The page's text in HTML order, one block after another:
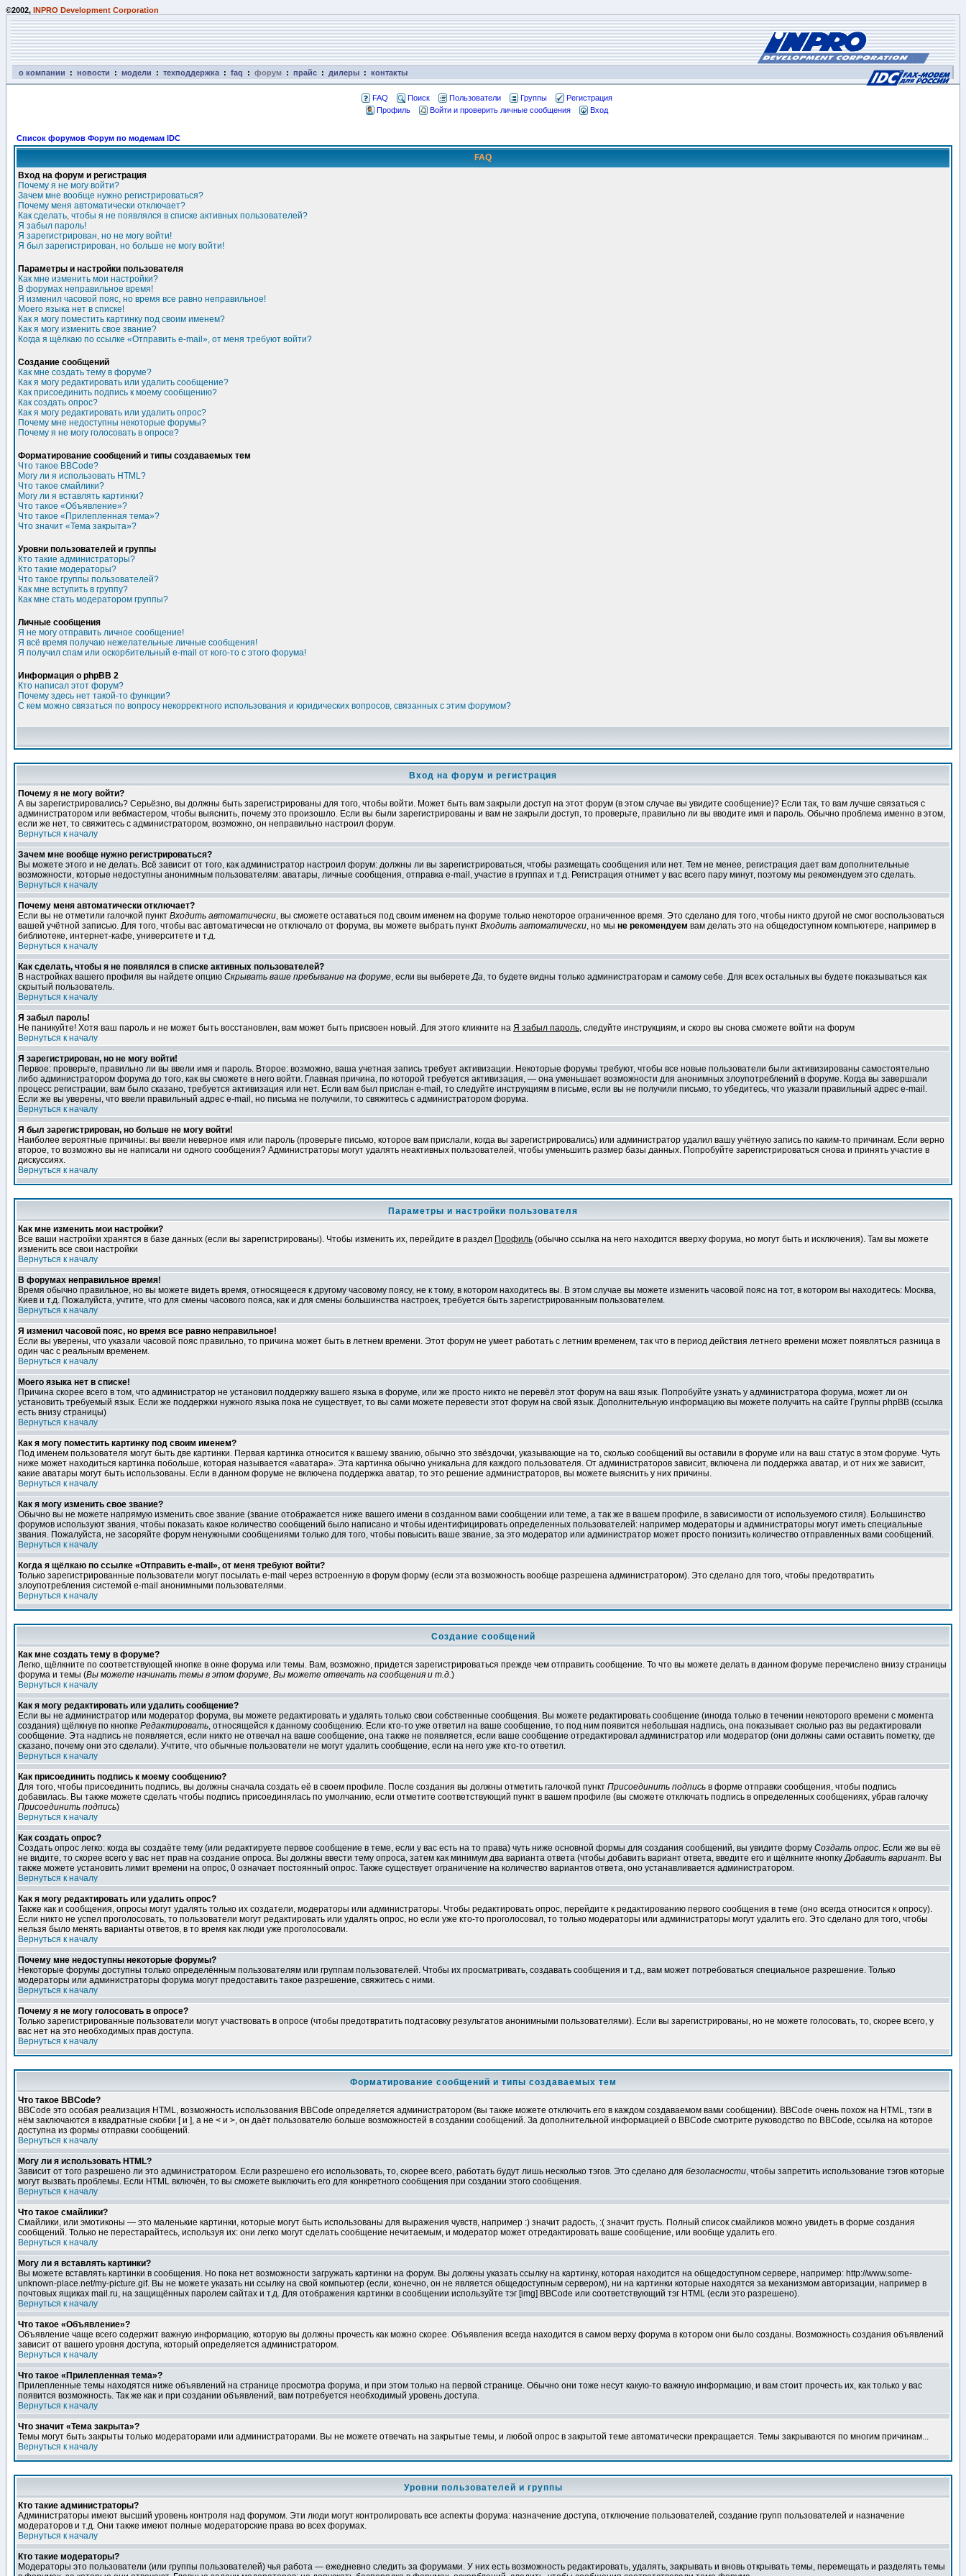
©2002, INPRO Development Corporation
о компании : новости : модели : техподдержка : faq : форум : прайс : дилеры : контакты
FAQ Поиск Пользователи Группы
Регистрация
Профиль
Войти и проверить личные сообщения Вход
Список форумов Форум по модемам IDC
FAQ
Вход на форум и регистрация
Почему я не могу войти?
Зачем мне вообще нужно регистрироваться?
Почему меня автоматически отключает?
Как сделать, чтобы я не появлялся в списке активных пользователей?
Я забыл пароль!
Я зарегистрирован, но не могу войти!
Я был зарегистрирован, но больше не могу войти!
Параметры и настройки пользователя
Как мне изменить мои настройки?
В форумах неправильное время!
Я изменил часовой пояс, но время все равно неправильное!
Моего языка нет в списке!
Как я могу поместить картинку под своим именем?
Как я могу изменить свое звание?
Когда я щёлкаю по ссылке «Отправить e-mail», от меня требуют войти?
Создание сообщений
Как мне создать тему в форуме?
Как я могу редактировать или удалить сообщение?
Как присоединить подпись к моему сообщению?
Как создать опрос?
Как я могу редактировать или удалить опрос?
Почему мне недоступны некоторые форумы?
Почему я не могу голосовать в опросе?
Форматирование сообщений и типы создаваемых тем
Что такое BBCode?
Могу ли я использовать HTML?
Что такое смайлики?
Могу ли я вставлять картинки?
Что такое «Объявление»?
Что такое «Прилепленная тема»?
Что значит «Тема закрыта»?
Уровни пользователей и группы
Кто такие администраторы?
Кто такие модераторы?
Что такое группы пользователей?
Как мне вступить в группу?
Как мне стать модератором группы?
Личные сообщения
Я не могу отправить личное сообщение!
Я всё время получаю нежелательные личные сообщения!
Я получил спам или оскорбительный e-mail от кого-то с этого форума!
Информация о phpBB 2
Кто написал этот форум?
Почему здесь нет такой-то функции?
С кем можно связаться по вопросу некорректного использования и юридических вопросов, связанных с этим форумом?
Вход на форум и регистрация
Почему я не могу войти?
А вы зарегистрировались? Серьёзно, вы должны быть зарегистрированы для того, чтобы войти. Может быть вам закрыли доступ на этот форум (в этом случае вы увидите сообщение)? Если так, то вам лучше связаться с
администратором или вебмастером, чтобы выяснить, почему это произошло. Если вы были зарегистрированы и вам не закрыли доступ, то проверьте, правильно ли вы вводите имя и пароль. Обычно проблема именно в этом,
если же нет, то свяжитесь с администратором, возможно, он неправильно настроил форум.
Вернуться к началу
Зачем мне вообще нужно регистрироваться?
Вы можете этого и не делать. Всё зависит от того, как администратор настроил форум: должны ли вы зарегистрироваться, чтобы размещать сообщения или нет. Тем не менее, регистрация дает вам дополнительные
возможности, которые недоступны анонимным пользователям: аватары, личные сообщения, отправка e-mail, участие в группах и т.д. Регистрация отнимет у вас всего пару минут, поэтому мы рекомендуем это сделать.
Вернуться к началу
Почему меня автоматически отключает?
Если вы не отметили галочкой пункт Входить автоматически, вы сможете оставаться под своим именем на форуме только некоторое ограниченное время. Это сделано для того, чтобы никто другой не смог воспользоваться
вашей учётной записью. Для того, чтобы вас автоматически не отключало от форума, вы можете выбрать пункт Входить автоматически, но мы не рекомендуем вам делать это на общедоступном компьютере, например в
библиотеке, интернет-кафе, университете и т.д.
Вернуться к началу
Как сделать, чтобы я не появлялся в списке активных пользователей?
В настройках вашего профиля вы найдете опцию Скрывать ваше пребывание на форуме, если вы выберетеДа, то будете видны только администраторам и самому себе. Для всех остальных вы будете показываться как
скрытый пользователь.
Вернуться к началу
Я забыл пароль!
Не паникуйте! Хотя ваш пароль и не может быть восстановлен, вам может быть присвоен новый. Для этого кликните на Я забыл пароль, следуйте инструкциям, и скоро вы снова сможете войти на форум
Вернуться к началу
Я зарегистрирован, но не могу войти!
Первое: проверьте, правильно ли вы ввели имя и пароль. Второе: возможно, ваша учетная запись требует активизации. Некоторые форумы требуют, чтобы все новые пользователи были активизированы самостоятельно
либо администратором форума до того, как вы сможете в него войти. Главная причина, по которой требуется активизация, — она уменьшает возможности для анонимных злоупотреблений в форуме. Когда вы завершали
процесс регистрации, вам было сказано, требуется активизация или нет. Если вам был прислан e-mail, то следуйте инструкциям в письме, если вы не получили письмо, то убедитесь, что указали правильный адрес e-mail.
Если же вы уверены, что ввели правильный адрес e-mail, но письма не получили, то свяжитесь с администратором форума.
Вернуться к началу
Я был зарегистрирован, но больше не могу войти!
Наиболее вероятные причины: вы ввели неверное имя или пароль (проверьте письмо, которое вам прислали, когда вы зарегистрировались) или администратор удалил вашу учётную запись по каким-то причинам. Если верно
второе, то возможно вы не написали ни одного сообщения? Администраторы могут удалять неактивных пользователей, чтобы уменьшить размер базы данных. Попробуйте зарегистрироваться снова и принять участие в
дискуссиях.
Вернуться к началу
Параметры и настройки пользователя
Как мне изменить мои настройки?
Все ваши настройки хранятся в базе данных (если вы зарегистрированы). Чтобы изменить их, перейдите в раздел Профиль (обычно ссылка на него находится вверху форума, но могут быть и исключения). Там вы можете
изменить все свои настройки
Вернуться к началу
В форумах неправильное время!
Время обычно правильное, но вы можете видеть время, относящееся к другому часовому поясу, не к тому, в котором находитесь вы. В этом случае вы можете изменить часовой пояс на тот, в котором вы находитесь: Москва,
Киев и т.д. Пожалуйста, учтите, что для смены часового пояса, как и для смены большинства настроек, требуется быть зарегистрированным пользователем.
Вернуться к началу
Я изменил часовой пояс, но время все равно неправильное!
Если вы уверены, что указали часовой пояс правильно, то причина может быть в летнем времени. Этот форум не умеет работать с летним временем, так что в период действия летнего времени может появляться разница в
один час с реальным временем.
Вернуться к началу
Моего языка нет в списке!
Причина скорее всего в том, что администратор не установил поддержку вашего языка в форуме, или же просто никто не перевёл этот форум на ваш язык. Попробуйте узнать у администратора форума, может ли он
установить требуемый язык. Если же поддержки нужного языка пока не существует, то вы сами можете перевести этот форум на свой язык. Дополнительную информацию вы можете получить на сайте Группы phpBB (ссылка
есть внизу страницы)
Вернуться к началу
Как я могу поместить картинку под своим именем?
Под именем пользователя могут быть две картинки. Первая картинка относится к вашему званию, обычно это звёздочки, указывающие на то, сколько сообщений вы оставили в форуме или на ваш статус в этом форуме. Чуть
ниже может находиться картинка побольше, которая называется «аватара». Эта картинка обычно уникальна для каждого пользователя. От администраторов зависит, включена ли поддержка аватар, и от них же зависит,
какие аватары могут быть использованы. Если в данном форуме не включена поддержка аватар, то это решение администраторов, вы можете выяснить у них причины.
Вернуться к началу
Как я могу изменить свое звание?
Обычно вы не можете напрямую изменить свое звание (звание отображается ниже вашего имени в созданном вами сообщении или теме, а так же в вашем профиле, в зависимости от используемого стиля). Большинство
форумов используют звания, чтобы показать какое количество сообщений было написано и чтобы идентифицировать определенных пользователей: например модераторы и администраторы могут иметь специальные
звания. Пожалуйста, не засоряйте форум ненужными сообщениями только для того, чтобы повысить ваше звание, за это модератор или администратор может просто понизить количество отправленных вами сообщений.
Вернуться к началу
Когда я щёлкаю по ссылке «Отправить e-mail», от меня требуют войти?
Только зарегистрированные пользователи могут посылать e-mail через встроенную в форум форму (если эта возможность вообще разрешена администратором). Это сделано для того, чтобы предотвратить
злоупотребления системой e-mail анонимными пользователями.
Вернуться к началу
Создание сообщений
Как мне создать тему в форуме?
Легко, щёлкните по соответствующей кнопке в окне форума или темы. Вам, возможно, придется зарегистрироваться прежде чем отправить сообщение. То что вы можете делать в данном форуме перечислено внизу страницы
форума и темы (Вы можете начинать темы в этом форуме, Вы можете отвечать на сообщения и т.д.)
Вернуться к началу
Как я могу редактировать или удалить сообщение?
Если вы не администратор или модератор форума, вы можете редактировать и удалять только свои собственные сообщения. Вы можете редактировать сообщение (иногда только в течении некоторого времени с момента
создания) щёлкнув по кнопке Редактировать, относящейся к данному сообщению. Если кто-то уже ответил на ваше сообщение, то под ним появится небольшая надпись, она показывает сколько раз вы редактировали
сообщение. Эта надпись не появляется, если никто не отвечал на ваше сообщение, она также не появляется, если ваше сообщение отредактировал администратор или модератор (они должны сами оставить пометку, где
сказано, почему они это сделали). Учтите, что обычные пользователи не могут удалить сообщение, если на него уже кто-то ответил.
Вернуться к началу
Как присоединить подпись к моему сообщению?
Для того, чтобы присоединить подпись, вы должны сначала создать её в своем профиле. После создания вы должны отметить галочкой пункт Присоединить подпись в форме отправки сообщения, чтобы подпись
добавилась. Вы также можете сделать чтобы подпись присоединялась по умолчанию, если отметите соответствующий пункт в вашем профиле (вы сможете отключать подпись в определенных сообщениях, убрав галочку
Присоединить подпись)
Вернуться к началу
Как создать опрос?
Создать опрос легко: когда вы создаёте тему (или редактируете первое сообщение в теме, если у вас есть на то права) чуть ниже основной формы для создания сообщений, вы увидите форму Создать опрос. Если же вы её
не видите, то скорее всего у вас нет прав на создание опроса. Вы должны ввести тему опроса, затем как минимум два варианта ответа (чтобы добавить вариант ответа, введите его и щёлкните кнопкуДобавить вариант. Вы
также можете установить лимит времени на опрос, 0 означает постоянный опрос. Также существует ограничение на количество вариантов ответа, оно устанавливается администратором.
Вернуться к началу
Как я могу редактировать или удалить опрос?
Также как и сообщения, опросы могут удалять только их создатели, модераторы или администраторы. Чтобы редактировать опрос, перейдите к редактированию первого сообщения в теме (оно всегда относится к опросу).
Если никто не успел проголосовать, то пользователи могут редактировать или удалять опрос, но если уже кто-то проголосовал, то только модераторы или администраторы могут удалить его. Это сделано для того, чтобы
нельзя было менять варианты ответов, в то время как люди уже проголосовали.
Вернуться к началу
Почему мне недоступны некоторые форумы?
Некоторые форумы доступны только определённым пользователям или группам пользователей. Чтобы их просматривать, создавать сообщения и т.д., вам может потребоваться специальное разрешение. Только
модераторы или администраторы форума могут предоставить такое разрешение, свяжитесь с ними.
Вернуться к началу
Почему я не могу голосовать в опросе?
Только зарегистрированные пользователи могут участвовать в опросе (чтобы предотвратить подтасовку результатов анонимными пользователями). Если вы зарегистрированы, но не можете голосовать, то, скорее всего, у
вас нет на это необходимых прав доступа.
Вернуться к началу
Форматирование сообщений и типы создаваемых тем
Что такое BBCode?
BBCode это особая реализация HTML, возможность использования BBCode определяется администратором (вы также можете отключить его в каждом создаваемом вами сообщении). BBCode очень похож на HTML, тэги в
нём заключаются в квадратные скобки [ и ], а не < и >, он даёт пользователю больше возможностей в создании сообщений. За дополнительной информацией о BBCode смотрите руководство по BBCode, ссылка на которое
доступна из формы отправки сообщений.
Вернуться к началу
Могу ли я использовать HTML?
Зависит от того разрешено ли это администратором. Если разрешено его использовать, то, скорее всего, работать будут лишь несколько тэгов. Это сделано для безопасности, чтобы запретить использование тэгов которые
могут вызвать проблемы. Если HTML включён, то вы сможете выключить его для конкретного сообщения при создании этого сообщения.
Вернуться к началу
Что такое смайлики?
Смайлики, или эмотиконы — это маленькие картинки, которые могут быть использованы для выражения чувств, например :) значит радость, :( значит грусть. Полный список смайликов можно увидеть в форме создания
сообщений. Только не перестарайтесь, используя их: они легко могут сделать сообщение нечитаемым, и модератор может отредактировать ваше сообщение, или вообще удалить его.
Вернуться к началу
Могу ли я вставлять картинки?
Вы можете вставлять картинки в сообщения. Но пока нет возможности загружать картинки на форум. Вы должны указать ссылку на картинку, которая находится на общедоступном сервере, например: http://www.some-
unknown-place.net/my-picture.gif. Вы не можете указать ни ссылку на свой компьютер (если, конечно, он не является общедоступным сервером), ни на картинки которые находятся за механизмом авторизации, например в
почтовых ящиках mail.ru, на защищённых паролем сайтах и т.д. Для отображения картинки в сообщении используйте тэг [img] BBCode или соответствующий тэг HTML (если это разрешено).
Вернуться к началу
Что такое «Объявление»?
Объявление чаще всего содержит важную информацию, которую вы должны прочесть как можно скорее. Объявления всегда находится в самом верху форума в котором они было созданы. Возможность создания объявлений
зависит от вашего уровня доступа, который определяется администратором.
Вернуться к началу
Что такое «Прилепленная тема»?
Прилепленные темы находятся ниже объявлений на странице просмотра форума, и при этом только на первой странице. Обычно они тоже несут какую-то важную информацию, и вам стоит прочесть их, как только у вас
появится возможность. Так же как и при создании объявлений, вам потребуется необходимый уровень доступа.
Вернуться к началу
Что значит «Тема закрыта»?
Темы могут быть закрыты только модераторами или администраторами. Вы не можете отвечать на закрытые темы, и любой опрос в закрытой теме автоматически прекращается. Темы закрываются по многим причинам...
Вернуться к началу
Уровни пользователей и группы
Кто такие администраторы?
Администраторы имеют высший уровень контроля над форумом. Эти люди могут контролировать все аспекты форума: назначение доступа, отключение пользователей, создание групп пользователей и назначение
модераторов и т.д. Они также имеют полные модераторские права во всех форумах.
Вернуться к началу
Кто такие модераторы?
Модераторы это пользователи (или группы пользователей) чья работа — ежедневно следить за форумами. У них есть возможность редактировать, удалять, закрывать и вновь открывать темы, перемещать и разделять темы